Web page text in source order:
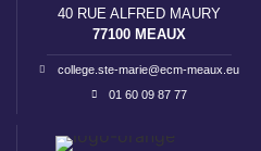
40 RUE ALFRED MAURY
77100 MEAUX
college.ste-marie@ecm-meaux.eu
01 60 09 87 77